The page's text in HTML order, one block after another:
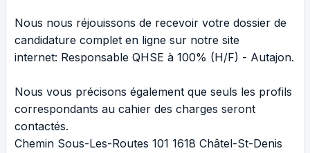
Nous nous réjouissons de recevoir votre dossier de
candidature complet en ligne sur notre site
internet: Responsable QHSE à 100% (H/F) - Autajon.
Nous vous précisons également que seuls les profils
correspondants au cahier des charges seront
contactés.
Chemin Sous-Les-Routes 101 1618 Châtel-St-Denis